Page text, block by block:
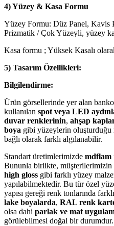
4) Yüzey & Kasa Formu
Yüzey Formu: Düz Panel, Kavis
Prizmatik / Çok Yüzeyli, yüzey
Kasa formu ; Yüksek Kasalı
5) Tasarım Özellikleri:
Bilgilendirme:
Ürün görsellerinde yer alan
kullanılan spot veya LED
duvar renklerinin, ahşap
boya gibi yüzeylerin oluşturduğu
bağlı olarak farklı algılanabilir.
Standart üretimlerimizde mdflam
Bununla birlikte, müşterilerimizin
high gloss gibi farklı yüzey
yapılabilmektedir. Bu tür özel
yapısı gereği renk tonlarında
lake boyalarda, RAL renk
olsa dahi parlak ve mat
görülebilmesi doğal bir durumdur.